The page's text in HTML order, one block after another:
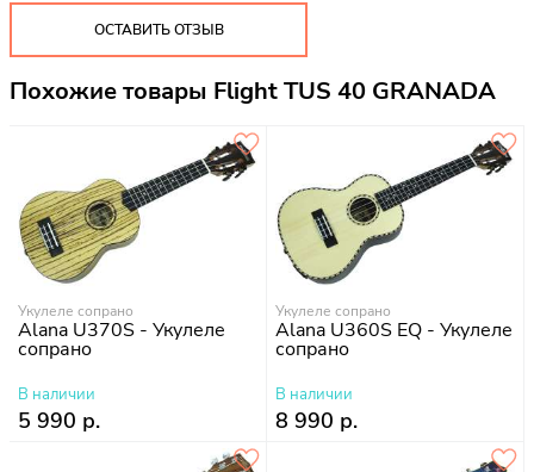
ОСТАВИТЬ ОТЗЫВ
Похожие товары Flight TUS 40 GRANADA
Укулеле сопрано
Alana U370S - Укулеле
сопрано
В наличии
5 990 р.
Укулеле сопрано
Alana U360S EQ - Укулеле
сопрано
В наличии
8 990 р.